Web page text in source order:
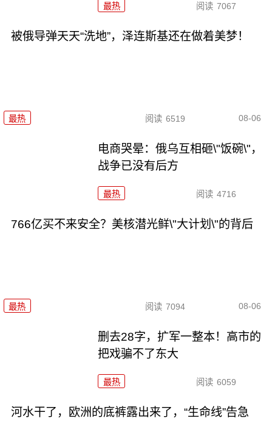
最热 阅读 7067
被俄导弹天天“洗地”，泽连斯基还在做着美梦！
最热 阅读 6519 08-06
电商哭晕：俄乌互相砸\"饭碗\"，
战争已没有后方
最热 阅读 4716
766亿买不来安全？美核潜光鲜\"大计划\"的背后
最热 阅读 7094 08-06
删去28字，扩军一整本！高市的
把戏骗不了东大
最热 阅读 6059
河水干了，欧洲的底裤露出来了，“生命线”告急